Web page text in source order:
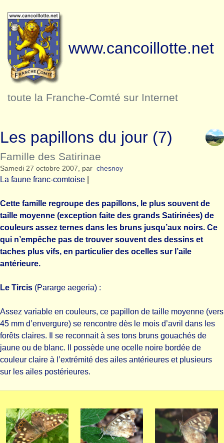
www.cancoillotte.net
toute la Franche-Comté sur Internet
Les papillons du jour (7)
Famille des Satirinae
Samedi 27 octobre 2007, par chesnoy
La faune franc-comtoise
Cette famille regroupe des papillons, le plus souvent de
taille moyenne (exception faite des grands Satirinées) de
couleurs assez ternes dans les bruns jusqu’aux noirs. Ce
qui n’empêche pas de trouver souvent des dessins et
taches plus vifs, en particulier des ocelles sur l’aile
antérieure.
Le Tircis (Pararge aegeria) :
Assez variable en couleurs, ce papillon de taille moyenne (vers
45 mm d’envergure) se rencontre dès le mois d’avril dans les
forêts claires. Il se reconnait à ses tons bruns gouachés de
jaune ou de blanc. Il possède une ocelle noire bordée de
couleur claire à l’extrémité des ailes antérieures et plusieurs
sur les ailes postérieures.